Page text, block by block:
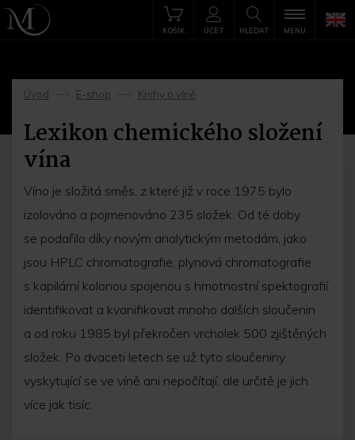
HLEDAT
KOŠÍK ÚČET MENU
Úvod
->
E-shop
->
Knihy o víně
Lexikon chemického složení
vína
Víno je složitá směs, z které již v roce 1975 bylo
izolováno a pojmenováno 235 složek. Od té doby
se podařilo díky novým analytickým metodám, jako
jsou HPLC chromatografie, plynová chromatografie
s kapilární kolonou spojenou s hmotnostní spektografií
identifikovat a kvanifikovat mnoho dalších sloučenin
a od roku 1985 byl překročen vrcholek 500 zjištěných
složek. Po dvaceti letech se už tyto sloučeniny
vyskytující se ve víně ani nepočítají, ale určitě je jich
více jak tisíc.